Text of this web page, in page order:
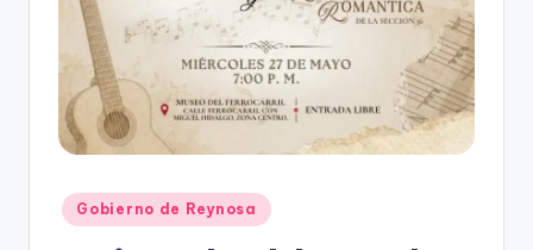
Publicado
en
Gobierno de Reynosa